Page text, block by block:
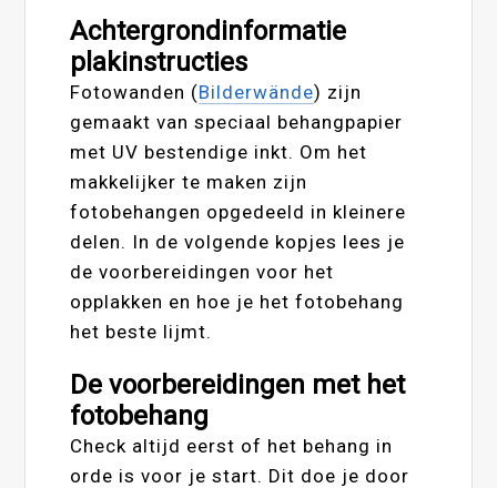
Achtergrondinformatie
plakinstructies
Fotowanden (Bilderwände) zijn
gemaakt van speciaal behangpapier
met UV bestendige inkt. Om het
makkelijker te maken zijn
fotobehangen opgedeeld in kleinere
delen. In de volgende kopjes lees je
de voorbereidingen voor het
opplakken en hoe je het fotobehang
het beste lijmt.
De voorbereidingen met het
fotobehang
Check altijd eerst of het behang in
orde is voor je start. Dit doe je door